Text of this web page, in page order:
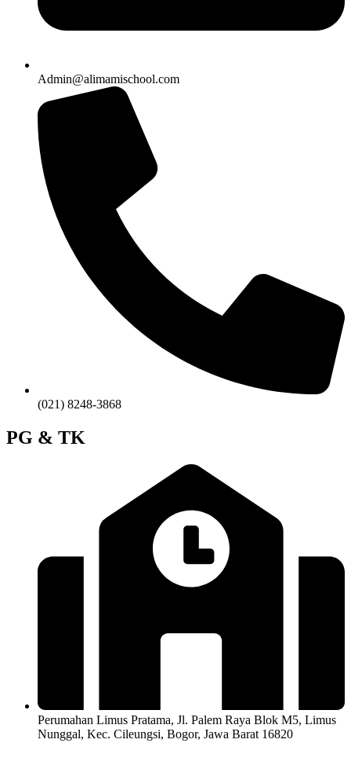
Admin@alimamischool.com
(021) 8248-3868
PG & TK
Perumahan Limus Pratama, Jl. Palem Raya Blok M5, Limus
Nunggal, Kec. Cileungsi, Bogor, Jawa Barat 16820